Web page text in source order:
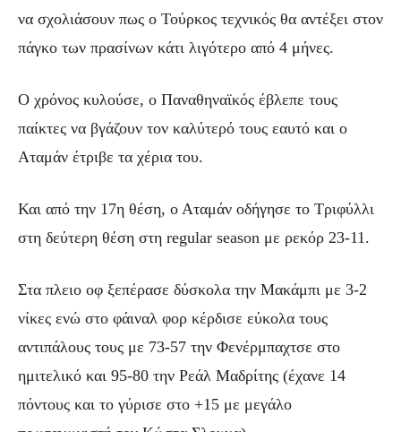
να σχολιάσουν πως ο Τούρκος τεχνικός θα αντέξει στον
πάγκο των πρασίνων κάτι λιγότερο από 4 μήνες.
Ο χρόνος κυλούσε, ο Παναθηναϊκός έβλεπε τους
παίκτες να βγάζουν τον καλύτερό τους εαυτό και ο
Αταμάν έτριβε τα χέρια του.
Και από την 17η θέση, ο Αταμάν οδήγησε το Τριφύλλι
στη δεύτερη θέση στη regular season με ρεκόρ 23-11.
Στα πλειο οφ ξεπέρασε δύσκολα την Μακάμπι με 3-2
νίκες ενώ στο φάιναλ φορ κέρδισε εύκολα τους
αντιπάλους τους με 73-57 την Φενέρμπαχτσε στο
ημιτελικό και 95-80 την Ρεάλ Μαδρίτης (έχανε 14
πόντους και το γύρισε στο +15 με μεγάλο